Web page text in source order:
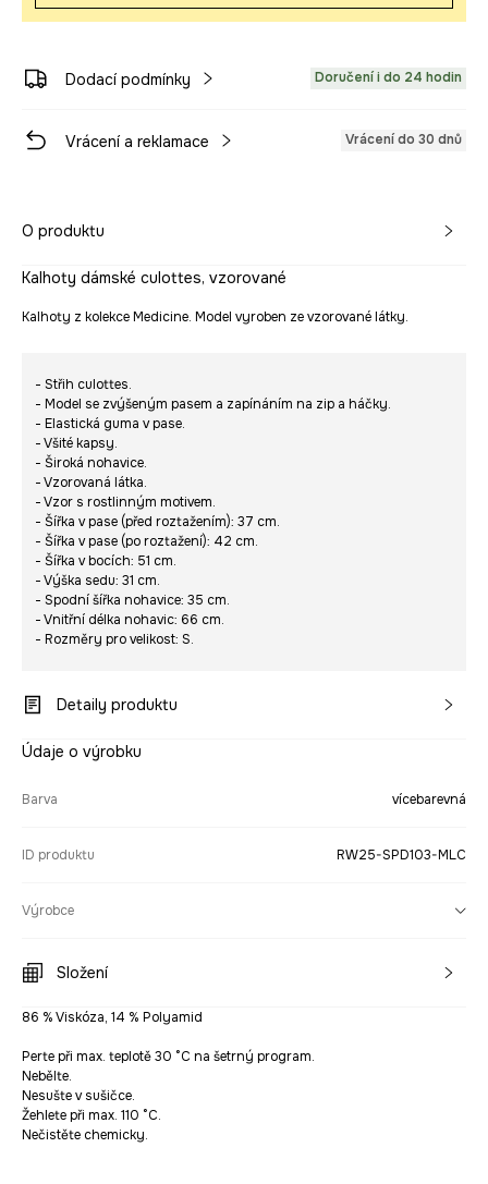
Dodací podmínky Doručení i do 24 hodin
Vrácení a reklamace Vrácení do 30 dnů
O produktu
Kalhoty dámské culottes, vzorované
Kalhoty z kolekce Medicine. Model vyroben ze vzorované látky.
- Střih culottes.
- Model se zvýšeným pasem a zapínáním na zip a háčky.
- Elastická guma v pase.
- Všité kapsy.
- Široká nohavice.
- Vzorovaná látka.
- Vzor s rostlinným motivem.
- Šířka v pase (před roztažením): 37 cm.
- Šířka v pase (po roztažení): 42 cm.
- Šířka v bocích: 51 cm.
- Výška sedu: 31 cm.
- Spodní šířka nohavice: 35 cm.
- Vnitřní délka nohavic: 66 cm.
- Rozměry pro velikost: S.
Detaily produktu
Údaje o výrobku
Barva vícebarevná
ID produktu RW25-SPD103-MLC
Výrobce
Složení
86 % Viskóza, 14 % Polyamid
Perte při max. teplotě 30 °C na šetrný program.
Nebělte.
Nesušte v sušičce.
Žehlete při max. 110 °C.
Nečistěte chemicky.